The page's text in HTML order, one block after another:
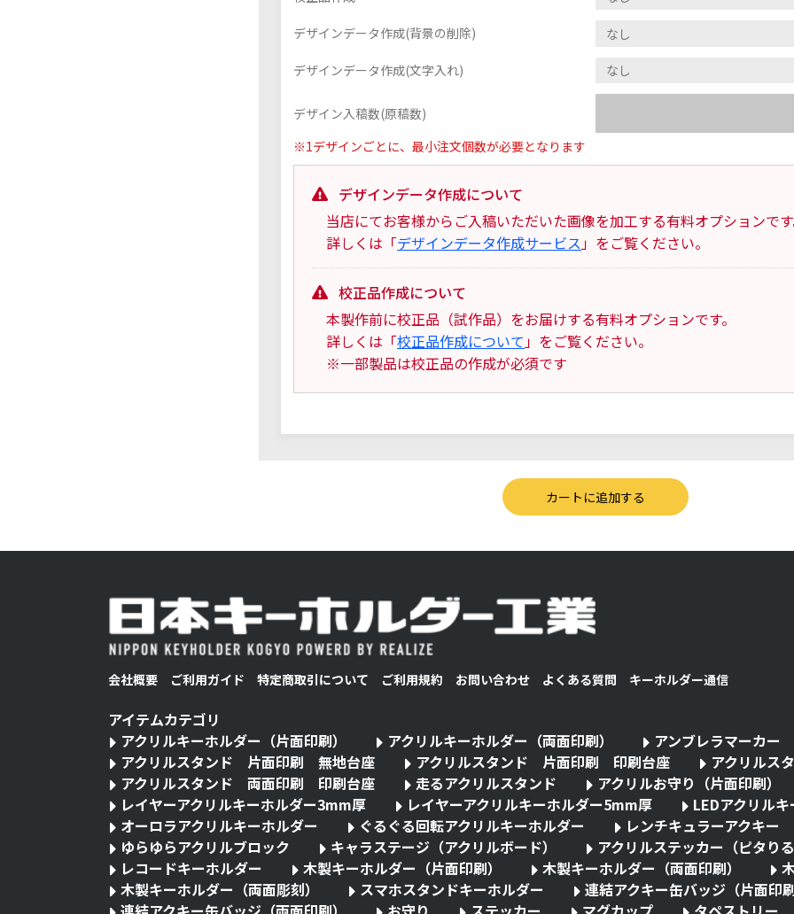
デザインデータ作成(背景の削除)
デザインデータ作成(文字入れ)
デザイン入稿数(原稿数)
※1デザインごとに、最小注文個数が必要となります
デザインデータ作成について
当店にてお客様からご入稿いただいた画像を加工する有料オプションで
詳しくは「デザインデータ作成サービス」をご覧ください。
校正品作成について
本製作前に校正品（試作品）をお届けする有料オプションです。
詳しくは「校正品作成について」をご覧ください。
※一部製品は校正品の作成が必須です
会社概要 ご利用ガイド 特定商取引について ご利用規約 お問い合わせ よくある質問 キーホルダー通信
アイテムカテゴリ
アクリルキーホルダー（片面印刷）
アクリルキーホルダー（両面印刷）
アンブレラマーカー
アクリルスタンド 片面印刷 無地台座
アクリルスタンド 片面印刷 印刷台座
アクリル
アクリルスタンド 両面印刷 印刷台座
走るアクリルスタンド
アクリルお守り（片面印刷）
レイヤーアクリルキーホルダー3mm厚
レイヤーアクリルキーホルダー5mm厚
LEDアクリル
オーロラアクリルキーホルダー
ぐるぐる回転アクリルキーホルダー
レンチキュラーアクキー
ゆらゆらアクリルブロック
キャラステージ（アクリルボード）
アクリルステッカー（ピタり
レコードキーホルダー
木製キーホルダー（片面印刷） 木製キーホルダー（両面印刷）
木製キーホルダー（両面彫刻）
スマホスタンドキーホルダー
連結アクキー缶バッジ（片面印